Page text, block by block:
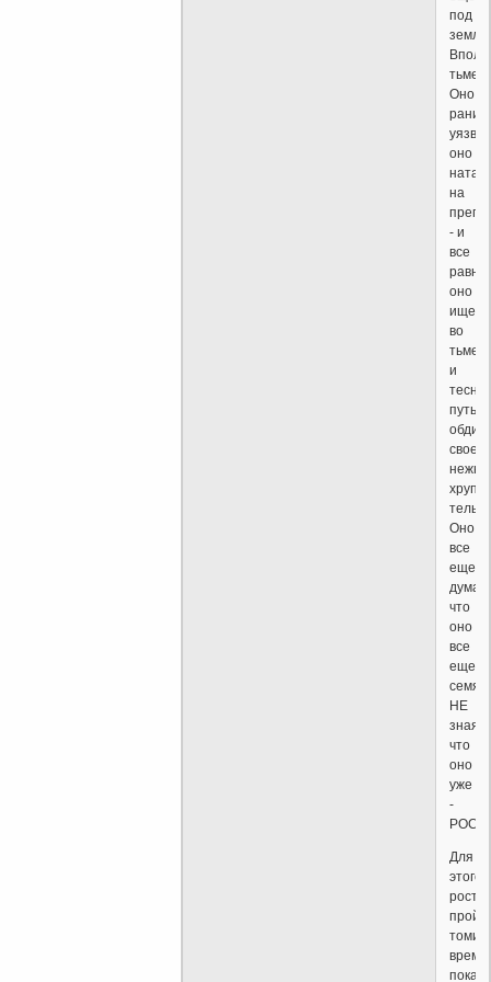
под
тьме.
Оно
оно
на
- и
все
равно
оно
ищет
во
тьме
и
путь,
свое
Оно
все
еще
что
оно
все
еще
семя.
НЕ
зная,
что
оно
уже
-
Для
этого
ростка
время,
пока